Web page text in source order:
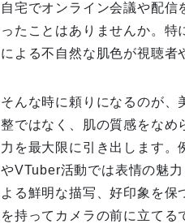
自宅でオンライン会議や配
ったことはありませんか。
による不自然な肌色が視聴者
そんな時に頼りになるのが、
整ではなく、肌の質感をなめ
力を最大限に引き出します。
やVTuber活動では表情の魅
よる鮮明な描写、好印象を
を持ってカメラの前に立てる